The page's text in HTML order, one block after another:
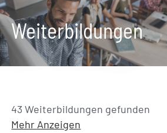
Weiterbildungen
43 Weiterbildungen gefunden
Mehr Anzeigen